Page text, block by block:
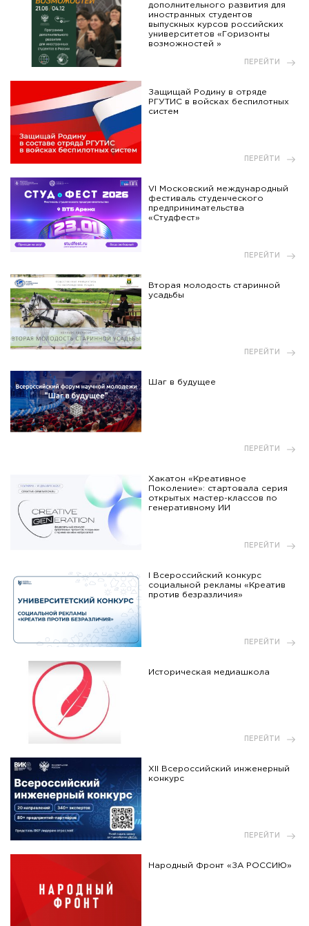
дополнительного развития для
иностранных студентов
выпускных курсов российских
университетов «Горизонты
возможностей »
ПЕРЕЙТИ
Защищай Родину в отряде
РГУТИС в войсках беспилотных
систем
ПЕРЕЙТИ
VI Московский международный
фестиваль студенческого
предпринимательства
«Студфест»
ПЕРЕЙТИ
Вторая молодость старинной
усадьбы
ПЕРЕЙТИ
Шаг в будущее
ПЕРЕЙТИ
Хакатон «Креативное
Поколение»: стартовала серия
открытых мастер-классов по
генеративному ИИ
ПЕРЕЙТИ
I Всероссийский конкурс
социальной рекламы «Креатив
против безразличия»
ПЕРЕЙТИ
Историческая медиашкола
ПЕРЕЙТИ
XII Всероссийский инженерный
конкурс
ПЕРЕЙТИ
Народный Фронт «ЗА РОССИЮ»